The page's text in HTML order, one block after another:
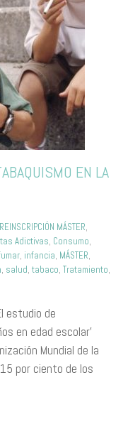
EN LA
MÁSTER,
Adictivas, Consumo,
, infancia, MÁSTER,
, salud, tabaco, Tratamiento,
estudio de
en edad escolar’
Mundial de la
por ciento de los